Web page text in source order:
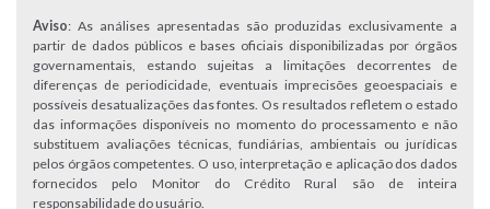
Aviso: As análises apresentadas são produzidas exclusivamente a
partir de dados públicos e bases oficiais disponibilizadas por órgãos
governamentais, estando sujeitas a limitações decorrentes de
diferenças de periodicidade, eventuais imprecisões geoespaciais e
possíveis desatualizações das fontes. Os resultados refletem o estado
das informações disponíveis no momento do processamento e não
substituem avaliações técnicas, fundiárias, ambientais ou jurídicas
pelos órgãos competentes. O uso, interpretação e aplicação dos dados
fornecidos pelo Monitor do Crédito Rural são de inteira
responsabilidade do usuário.